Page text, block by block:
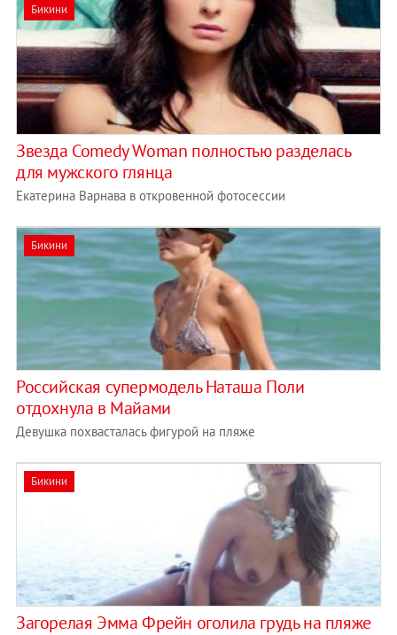
Бикини
Звезда Comedy Woman полностью разделась
для мужского глянца
Екатерина Варнава в откровенной фотосессии
Бикини
Российская супермодель Наташа Поли
отдохнула в Майами
Девушка похвасталась фигурой на пляже
Бикини
Загорелая Эмма Фрейн оголила грудь на пляже